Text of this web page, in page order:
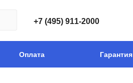
+7 (495) 911-2000
Оплата Гарантия